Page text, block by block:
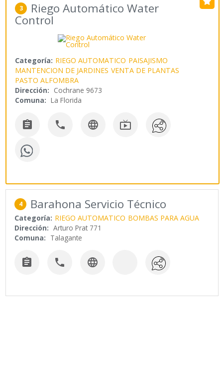
3 Riego Automático Water
Control
Categoría: RIEGO AUTOMATICO PAISAJISMO
MANTENCION DE JARDINES VENTA DE PLANTAS
PASTO ALFOMBRA
Dirección: Cochrane 9673
Comuna: La Florida
   
4 Barahona Servicio Técnico
Categoría: RIEGO AUTOMATICO BOMBAS PARA AGUA
Dirección: Arturo Prat 771
Comuna: Talagante
  